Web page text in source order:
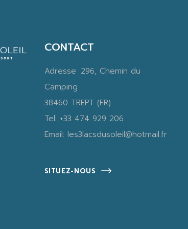
CONTACT
Adresse: 296, Chemin du
Camping
38460 TREPT (FR)
Tel: +33 474 929 206
Email: les3lacsdusoleil@hotmail.fr
SITUEZ-NOUS